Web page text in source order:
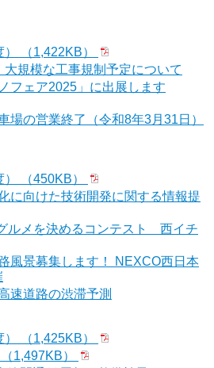
（1,422KB）
規模な工事規制予定について
フェア2025」に出展します
場の営業終了（令和8年3月31日）
（450KB）
に向けた技術開発に関する情報提
ルメを決めるコンテスト 西イチ
風景募集します！ NEXCO西日本
速道路の渋滞予測
（1,425KB）
1,497KB）